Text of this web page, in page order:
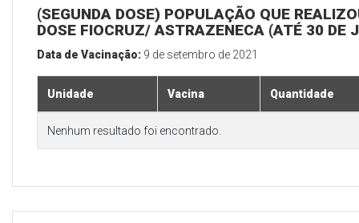
(SEGUNDA DOSE) POPULAÇÃO QUE
DOSE FIOCRUZ/ ASTRAZENECA (ATÉ 30 DE
Data de Vacinação: 9 de setembro de 2021
Unidade Vacina Quantidade
Nenhum resultado foi encontrado.